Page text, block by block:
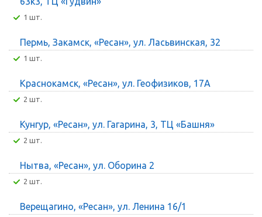
1 шт.
Пермь, Закамск, «Ресан», ул. Ласьвинская, 32
1 шт.
Краснокамск, «Ресан», ул. Геофизиков, 17А
2 шт.
Кунгур, «Ресан», ул. Гагарина, 3, ТЦ «Башня»
2 шт.
Нытва, «Ресан», ул. Оборина 2
2 шт.
Верещагино, «Ресан», ул. Ленина 16/1